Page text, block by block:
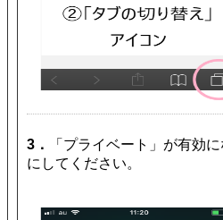
3．
「プライベート」が有効
にしてください。